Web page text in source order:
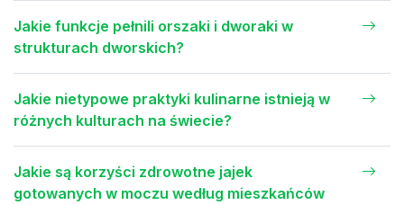
Jakie funkcje pełnili orszaki i dworaki w
strukturach dworskich?
Jakie nietypowe praktyki kulinarne istnieją w
różnych kulturach na świecie?
Jakie są korzyści zdrowotne jajek
gotowanych w moczu według mieszkańców